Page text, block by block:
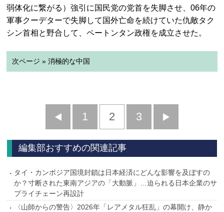
弱体化に繋がる）強引に国民党の党首を失脚させ、06年の
軍事クーデターで失脚して国外亡命を続けていた仇敵タク
シン首相と野合して、ペートンタン政権を成立させた。
次ページ » 消極的な中国
前
へ
1 2 3
へ
編集部おすすめの関連記事
タイ・カンボジア国境封鎖は日本経済にどんな影響を及ぼすの
か？寸断された東南アジアの「大動脈」…迫られる日本企業のサ
プライチェーン再設計
〈山師からの警告〉2026年「レアメタル狂乱」の幕開け、静か